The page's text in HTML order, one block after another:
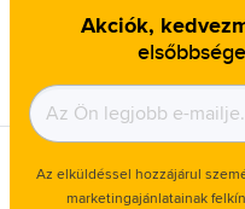
Akciók,
Az elküldéssel hozzájárul
marketingajánlatainak